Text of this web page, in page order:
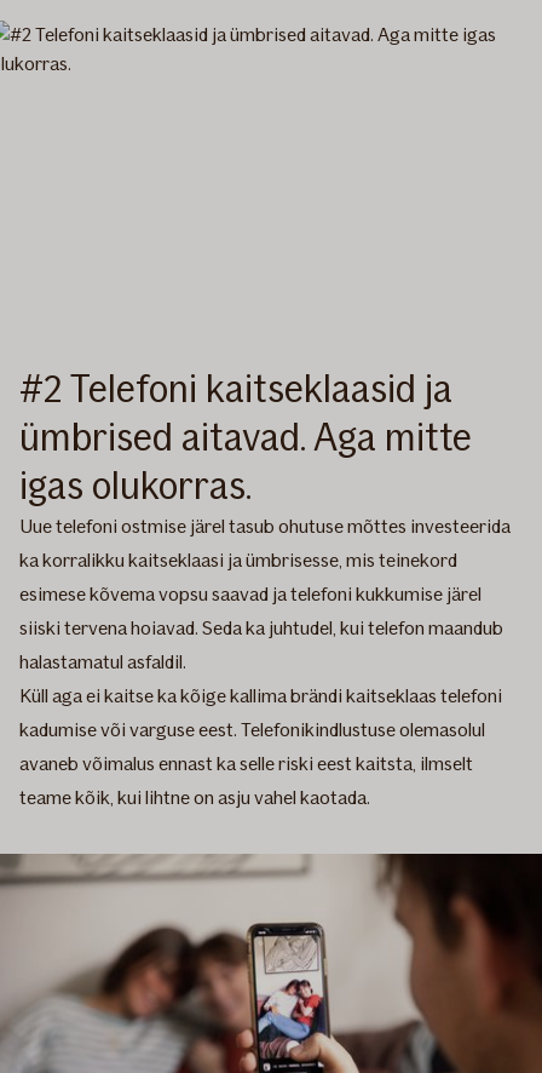
#2 Telefoni kaitseklaasid ja
ümbrised aitavad. Aga mitte
igas olukorras.
Uue telefoni ostmise järel tasub ohutuse mõttes investeerida
ka korralikku kaitseklaasi ja ümbrisesse, mis teinekord
esimese kõvema vopsu saavad ja telefoni kukkumise järel
siiski tervena hoiavad. Seda ka juhtudel, kui telefon maandub
halastamatul asfaldil.
Küll aga ei kaitse ka kõige kallima brändi kaitseklaas telefoni
kadumise või varguse eest. Telefonikindlustuse olemasolul
avaneb võimalus ennast ka selle riski eest kaitsta, ilmselt
teame kõik, kui lihtne on asju vahel kaotada.